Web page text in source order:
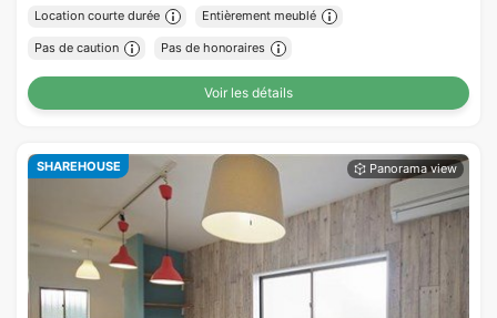
Location courte durée Entièrement meublé
Pas de caution Pas de honoraires
Voir les détails
SHAREHOUSE